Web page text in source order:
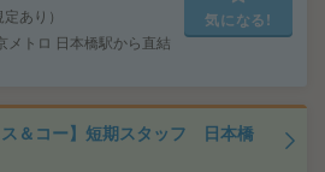
あり）
トロ 日本橋駅から直結
気になる!
＆コー】短期スタッフ 日本橋